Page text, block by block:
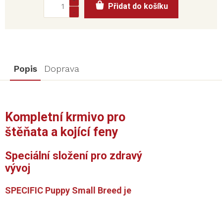
cena:
Přidat do košíku
Popis Doprava
Kompletní krmivo pro
štěňata a kojící feny
Speciální složení pro zdravý
vývoj
SPECIFIC Puppy Small Breed je